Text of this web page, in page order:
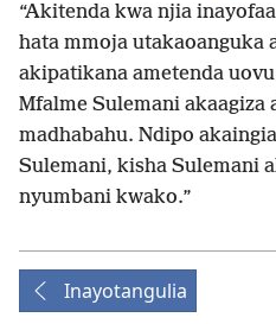
“Akitenda kwa njia
hata mmoja utakaoanguka
akipatikana ametenda
Mfalme Sulemani
madhabahu. Ndipo
Sulemani, kisha Sulemani
nyumbani kwako.”
Inayotangulia